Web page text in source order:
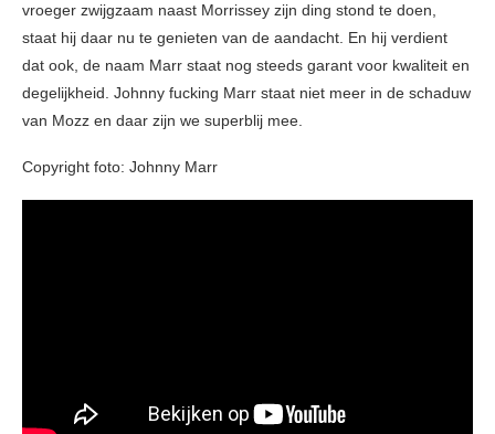
vroeger zwijgzaam naast Morrissey zijn ding stond te doen,
staat hij daar nu te genieten van de aandacht. En hij verdient
dat ook, de naam Marr staat nog steeds garant voor kwaliteit en
degelijkheid. Johnny fucking Marr staat niet meer in de schaduw
van Mozz en daar zijn we superblij mee.
Copyright foto: Johnny Marr